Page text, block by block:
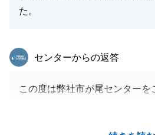
た。
東急リバブル
センターからの返答
この度は弊社市が尾センターを